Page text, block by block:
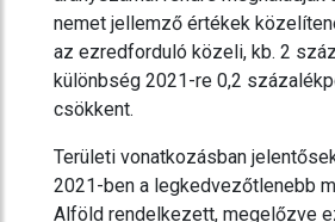
nemet jellemző értékek
az ezredforduló közeli, kb. 2
különbség 2021-re 0,2
csökkent.
Területi vonatkozásban
2021-ben a legkedvezőtlenebb
Alföld rendelkezett, megelőzve